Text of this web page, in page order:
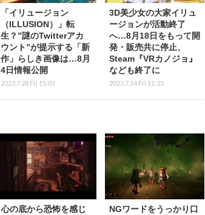
「イリュージョン
（ILLUSION）」転
生？”謎のTwitterアカ
ウント”が提示する「新
作」らしき画像は…8月
4日情報公開
2023.7.28 Fri 15:07
3D美少女の大家イリュ
ージョンが活動終了
へ…8月18日をもって開
発・販売共に停止、
Steam『VRカノジョ』
なども終了に
2023.7.14 Fri 11:33
心の底から恐怖を感じ
NGワードをうっかり口